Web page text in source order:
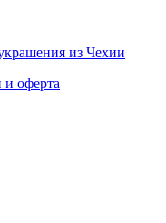
из Чехии
оферта